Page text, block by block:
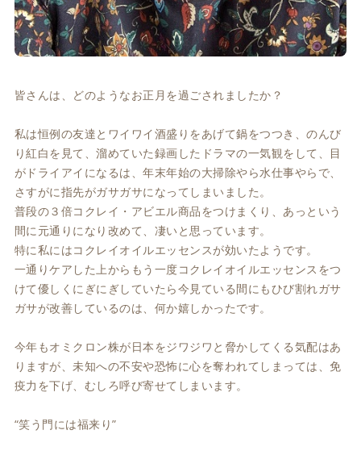
皆さんは、どのようなお正月を過ごされましたか？
私は恒例の友達とワイワイ酒盛りをあげて鍋をつつき、のんび
り紅白を見て、溜めていた録画したドラマの一気観をして、目
がドライアイになるは、年末年始の大掃除やら水仕事やらで、
さすがに指先がガサガサになってしまいました。
普段の３倍コクレイ・アビエル商品をつけまくり、あっという
間に元通りになり改めて、凄いと思っています。
特に私にはコクレイオイルエッセンスが効いたようです。
一通りケアした上からもう一度コクレイオイルエッセンスをつ
けて優しくにぎにぎしていたら今見ている間にもひび割れガサ
ガサが改善しているのは、何か嬉しかったです。
今年もオミクロン株が日本をジワジワと脅かしてくる気配はあ
りますが、未知への不安や恐怖に心を奪われてしまっては、免
疫力を下げ、むしろ呼び寄せてしまいます。
“笑う門には福来り”